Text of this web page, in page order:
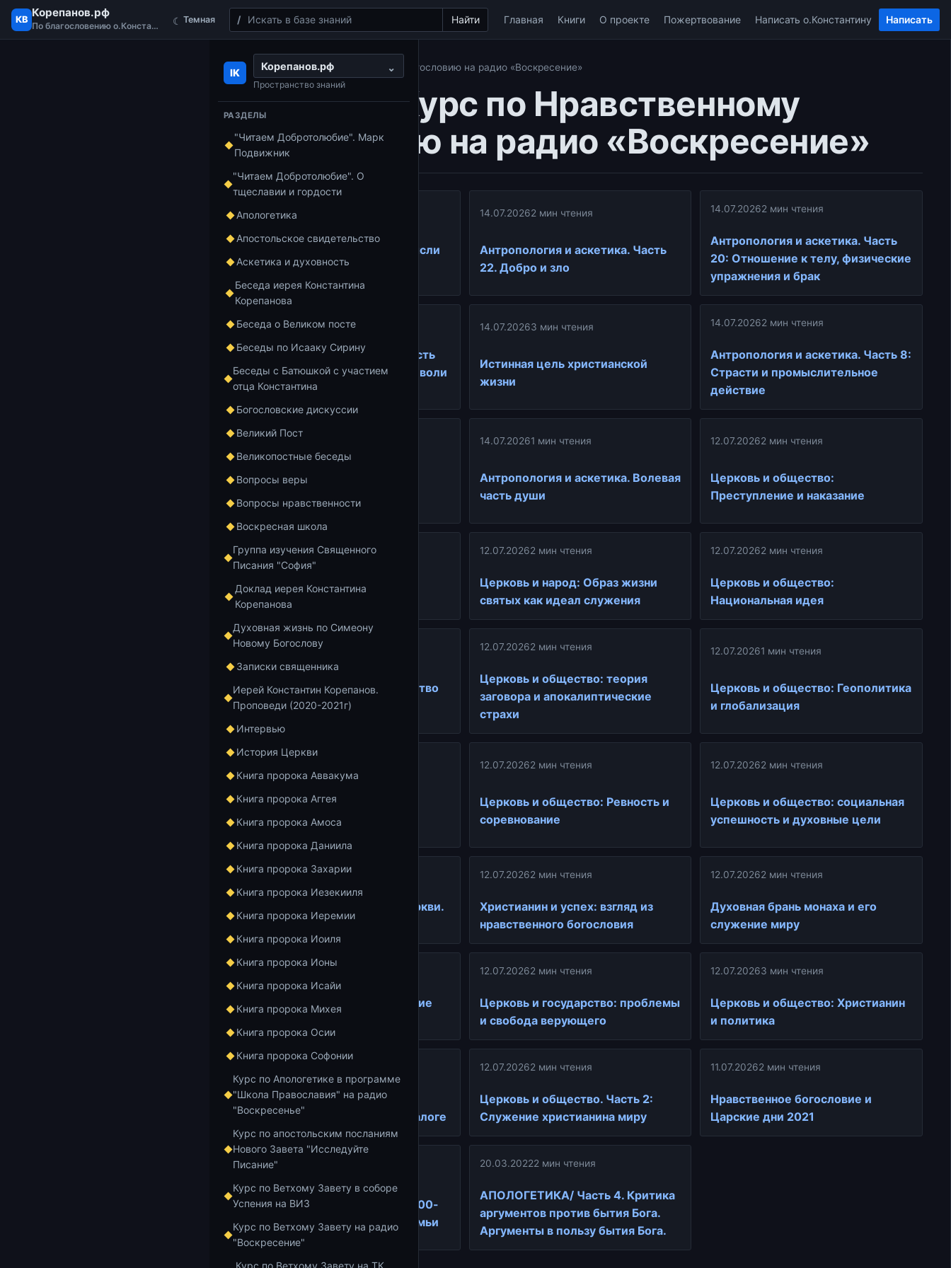
КВ Корепанов.рф
По благословению о.Константина ☾ Темная Поиск Найти Главная Книги О проекте Пожертвование Написать о.Константину Написать
IK
Корепанов.рф ⌄
Пространство знаний
РАЗДЕЛЫ
"Читаем Добротолюбие". Марк
Подвижник
"Читаем Добротолюбие". О
тщеславии и гордости
Апологетика
Апостольское свидетельство
Аскетика и духовность
Беседа иерея Константина
Корепанова
Беседа о Великом посте
Беседы по Исааку Сирину
Беседы с Батюшкой с участием
отца Константина
Богословские дискуссии
Великий Пост
Великопостные беседы
Вопросы веры
Вопросы нравственности
Воскресная школа
Группа изучения Священного
Писания "София"
Доклад иерея Константина
Корепанова
Духовная жизнь по Симеону
Новому Богослову
Записки священника
Иерей Константин Корепанов.
Проповеди (2020-2021г)
Интервью
История Церкви
Книга пророка Аввакума
Книга пророка Аггея
Книга пророка Амоса
Книга пророка Даниила
Книга пророка Захарии
Книга пророка Иезекииля
Книга пророка Иеремии
Книга пророка Иоиля
Книга пророка Ионы
Книга пророка Исайи
Книга пророка Михея
Книга пророка Осии
Книга пророка Софонии
Курс по Апологетике в программе
"Школа Православия" на радио
"Воскресенье"
Курс по апостольским посланиям
Нового Завета "Исследуйте
Писание"
Курс по Ветхому Завету в соборе
Успения на ВИЗ
Курс по Ветхому Завету на радио
"Воскресение"
Курс по Ветхому Завету на ТК
Главная Курс по Нравственному Богословию на радио «Воскресение»
Рубрика:Курс по Нравственному
Богословию на радио «Воскресение»
14.07.2026
Антропология и аскетика: мысли
о воспитании
14.07.20262 мин чтения
Антропология и аскетика. Часть
22. Добро и зло
14.07.20262 мин чтения
Антропология и аскетика. Часть
20: Отношение к телу, физические
упражнения и брак
14.07.20262 мин чтения
Антропология и аскетика. Часть
17. Синергия воли человека и воли
Божьей
14.07.20263 мин чтения
Истинная цель христианской
жизни
14.07.20262 мин чтения
Антропология и аскетика. Часть 8:
Страсти и промыслительное
действие
14.07.2026 2 мин чтения
исцеляющее действие
послушания Богу
14.07.20261 мин чтения
Антропология и аскетика. Волевая
часть души
12.07.20262 мин чтения
Церковь и общество:
Преступление и наказание
12.07.20262 мин чтения
Монархия как идея и мечта
12.07.20262 мин чтения
Церковь и народ: Образ жизни
святых как идеал служения
12.07.20262 мин чтения
Церковь и общество:
Национальная идея
12.07.2026 2 мин чтения
Национальное бытие и единство
Церкви
12.07.20262 мин чтения
Церковь и общество: теория
заговора и апокалиптические
страхи
12.07.20261 мин чтения
Церковь и общество: Геополитика
и глобализация
12.07.2026
Церковь и политическая
консерватизм
12.07.20262 мин чтения
Церковь и общество: Ревность и
соревнование
12.07.20262 мин чтения
Церковь и общество: социальная
успешность и духовные цели
12.07.20262 мин чтения
Причины бесплодности в Церкви.
Часть 1
12.07.20262 мин чтения
Христианин и успех: взгляд из
нравственного богословия
12.07.20262 мин чтения
Духовная брань монаха и его
служение миру
12.07.2026
Церковь и общество: служение
12.07.20262 мин чтения
Церковь и государство: проблемы
и свобода верующего
12.07.20263 мин чтения
Церковь и общество: Христианин
и политика
Церковь и гуманизм:
нравственные ценности в диалоге
12.07.20262 мин чтения
Церковь и общество. Часть 2:
Служение христианина миру
11.07.20262 мин чтения
Нравственное богословие и
Царские дни 2021
10.07.2026
Нравственное богословие к 100-
летию расстрела Царской семьи
20.03.20222 мин чтения
АПОЛОГЕТИКА/ Часть 4. Критика
аргументов против бытия Бога.
Аргументы в пользу бытия Бога.